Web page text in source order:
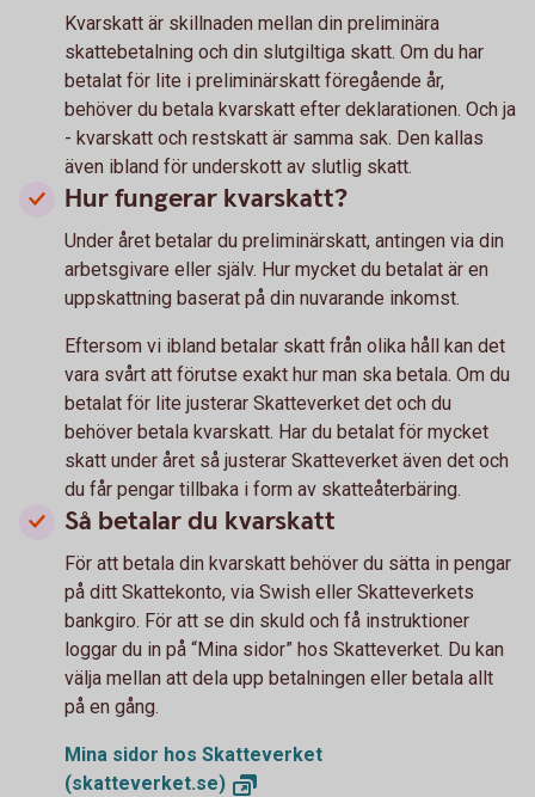
Kvarskatt är skillnaden mellan din preliminära
skattebetalning och din slutgiltiga skatt. Om du har
betalat för lite i preliminärskatt föregående år,
behöver du betala kvarskatt efter deklarationen. Och ja
- kvarskatt och restskatt är samma sak. Den kallas
även ibland för underskott av slutlig skatt.
Hur fungerar kvarskatt?
Under året betalar du preliminärskatt, antingen via din
arbetsgivare eller själv. Hur mycket du betalat är en
uppskattning baserat på din nuvarande inkomst.
Eftersom vi ibland betalar skatt från olika håll kan det
vara svårt att förutse exakt hur man ska betala. Om du
betalat för lite justerar Skatteverket det och du
behöver betala kvarskatt. Har du betalat för mycket
skatt under året så justerar Skatteverket även det och
du får pengar tillbaka i form av skatteåterbäring.
Så betalar du kvarskatt
För att betala din kvarskatt behöver du sätta in pengar
på ditt Skattekonto, via Swish eller Skatteverkets
bankgiro. För att se din skuld och få instruktioner
loggar du in på “Mina sidor” hos Skatteverket. Du kan
välja mellan att dela upp betalningen eller betala allt
på en gång.
Mina sidor hos Skatteverket
(skatteverket.se)